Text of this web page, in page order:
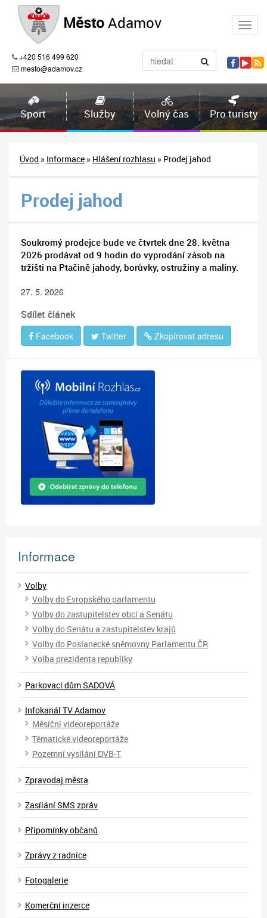
MěstoAdamov
+420 516 499 620
mesto@adamov.cz
Sport Služby Volný čas Pro turisty
Úvod » Informace » Hlášení rozhlasu » Prodej jahod
Prodej jahod
Soukromý prodejce bude ve čtvrtek dne 28. května
2026 prodávat od 9 hodin do vyprodání zásob na
tržišti na Ptačině jahody, borůvky, ostružiny a maliny.
27. 5. 2026
Sdílet článek
Facebook Twitter Zkopírovat adresu
Informace
Volby
Volby do Evropského parlamentu
Volby do zastupitelstev obcí a Senátu
Volby do Senátu a zastupitelstev krajů
Volby do Poslanecké sněmovny Parlamentu ČR
Volba prezidenta republiky
Parkovací dům SADOVÁ
Infokanál TV Adamov
Měsíční videoreportáže
Tématické videoreportáže
Pozemní vysílání DVB-T
Zpravodaj města
Zasílání SMS zpráv
Připomínky občanů
Zprávy z radnice
Fotogalerie
Komerční inzerce